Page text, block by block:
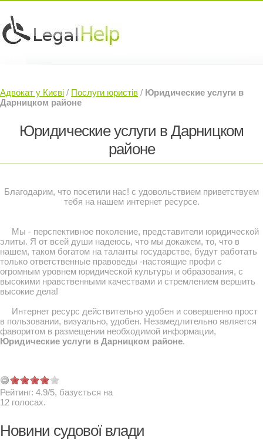
Судовий Адвокат »
Адвокат у Києві / Послуги юристів / Юридические услуги в
Дарницком районе
Юридические услуги в Дарницком
районе
Благодарим, что посетили нас! с удовольствием приветствуем
тебя на нашем интернет ресурсе.
Мы - перспективное поколение, представители юридической
элиты. Я от всей души надеюсь, что мы докажем, то, что в
нашем, таком богатом на таланты государстве, будут работать
только ответственные правоведы -настоящие профи с
огромным уровнем юридической культуры и образования, с
высокими нравственными качествами и стремлением вершить
высокие дела!
Интернет ресурс действительно удобен и совершенно прост
в пользовании, визуально, удобен. Незамедлительно является
фаворитом в размещении необходимой информации,
Юридические услуги в Дарницком районе.
Рейтинг: 4.9/5, базується на
12 голосах.
Новини судової влади